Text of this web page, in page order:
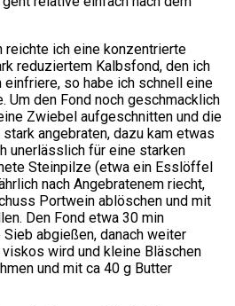
reichte ich eine konzentrierte
reduziertem Kalbsfond, den ich
so habe ich schnell eine
Um den Fond noch geschmacklich
Zwiebel aufgeschnitten und die
angebraten, dazu kam etwas
unerlässlich für eine starken
Steinpilze (etwa ein Esslöffel
nach Angebratenem riecht,
Portwein ablöschen und mit
Den Fond etwa 30 min
abgießen, danach weiter
wird und kleine Bläschen
und mit ca 40 g Butter